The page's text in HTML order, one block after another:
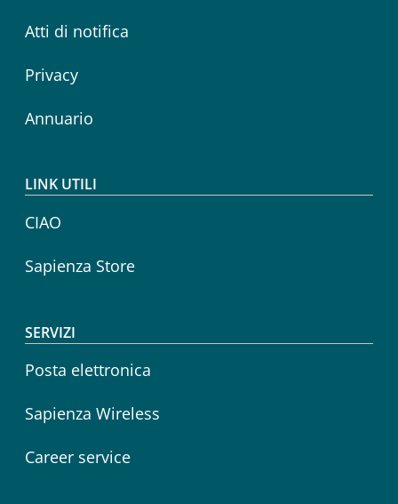
Atti di notifica
Privacy
Annuario
LINK UTILI
CIAO
Sapienza Store
SERVIZI
Posta elettronica
Sapienza Wireless
Career service